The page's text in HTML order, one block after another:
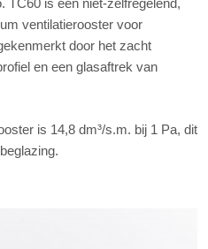
TC60 is een niet-zelfregelend,
ventilatierooster voor
door het zacht
en een glasaftrek van
is 14,8 dm³/s.m. bij 1 Pa, dit